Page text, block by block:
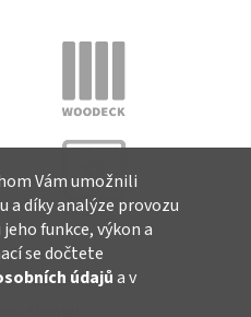
Vám umožnili
díky analýze provozu
funkce, výkon a
se dočtete
údajůa v